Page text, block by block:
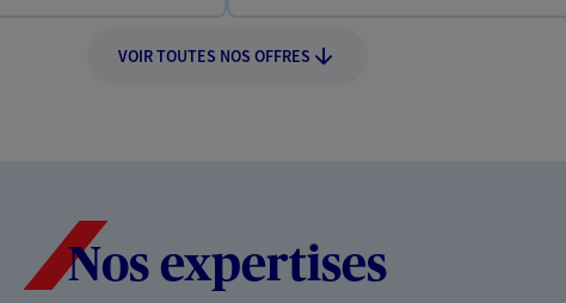
VOIR TOUTES NOS OFFRES
Nos expertises